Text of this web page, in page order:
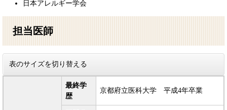
日本アレルギー学会
担当医師
表のサイズを切り替える
最終学
歴
京都府立医科大学 平成4年卒業